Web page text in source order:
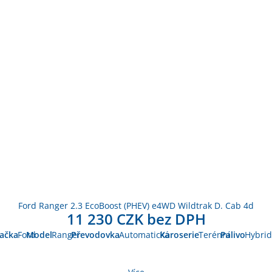
Ford Ranger 2.3 EcoBoost (PHEV) e4WD Wildtrak D. Cab 4d
11 230 CZK bez DPH
FordModelRangerPřevodovkaAutomatickáKaroserieTerénníPalivo